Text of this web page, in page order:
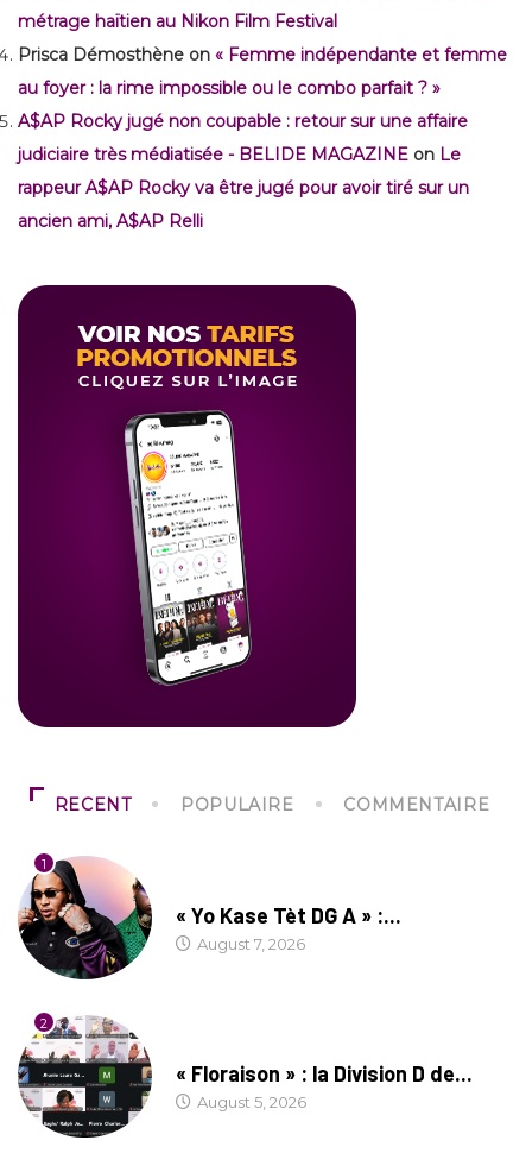
métrage haïtien au Nikon Film Festival
Prisca Démosthène on « Femme indépendante et femme
au foyer : la rime impossible ou le combo parfait ? »
A$AP Rocky jugé non coupable : retour sur une affaire
judiciaire très médiatisée - BELIDE MAGAZINE on Le
rappeur A$AP Rocky va être jugé pour avoir tiré sur un
ancien ami, A$AP Relli
RECENT POPULAIRE COMMENTAIRE
1
« Yo Kase Tèt DG A » :...
August 7, 2026
2
« Floraison » : la Division D de...
August 5, 2026